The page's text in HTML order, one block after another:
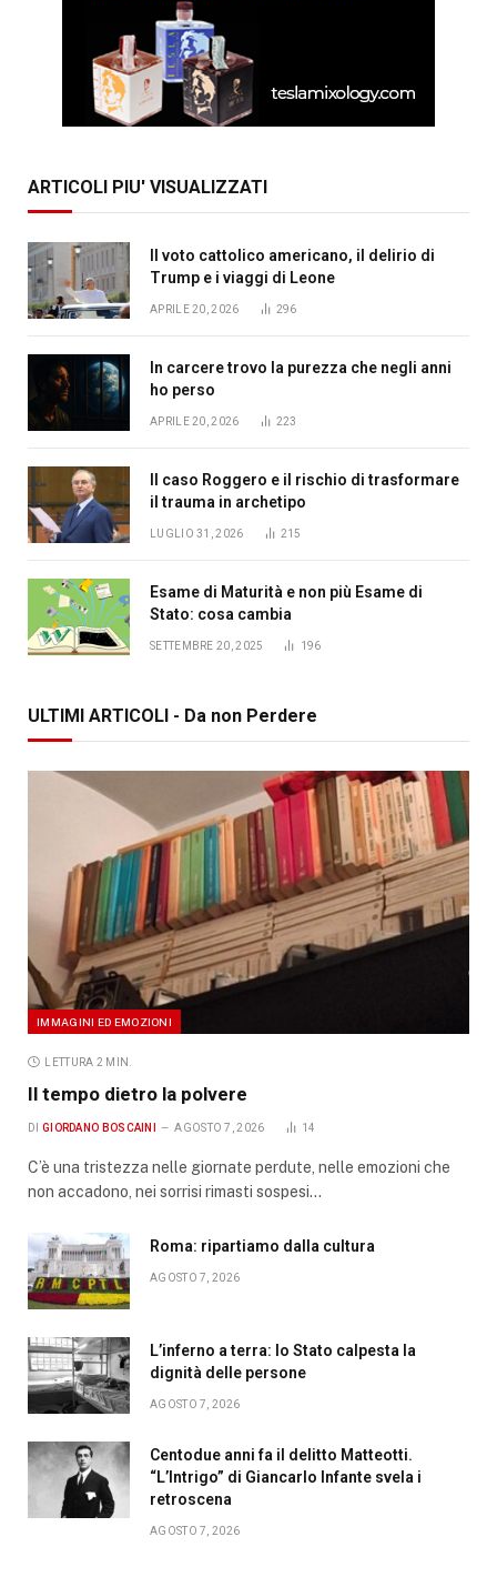
ARTICOLI PIU' VISUALIZZATI
Il voto cattolico americano, il delirio di
Trump e i viaggi di Leone
APRILE 20, 2026 296
In carcere trovo la purezza che negli anni
ho perso
APRILE 20, 2026 223
Il caso Roggero e il rischio di trasformare
il trauma in archetipo
LUGLIO 31, 2026 215
Esame di Maturità e non più Esame di
Stato: cosa cambia
SETTEMBRE 20, 2025 196
ULTIMI ARTICOLI - Da non Perdere
IMMAGINI ED EMOZIONI
LETTURA 2 MIN.
Il tempo dietro la polvere
DI GIORDANO BOSCAINI AGOSTO 7, 2026 14
C’è una tristezza nelle giornate perdute, nelle emozioni che
non accadono, nei sorrisi rimasti sospesi…
Roma: ripartiamo dalla cultura
AGOSTO 7, 2026
L’inferno a terra: lo Stato calpesta la
dignità delle persone
AGOSTO 7, 2026
Centodue anni fa il delitto Matteotti.
“L’Intrigo” di Giancarlo Infante svela i
retroscena
AGOSTO 7, 2026